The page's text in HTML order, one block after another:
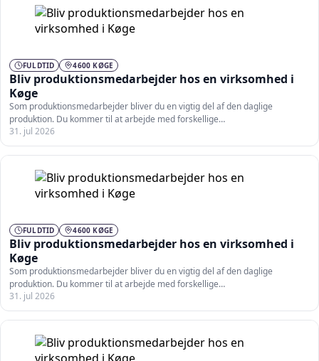
FULDTID 4600 KØGE
Bliv produktionsmedarbejder hos en virksomhed i
Køge
Som produktionsmedarbejder bliver du en vigtig del af den daglige
produktion. Du kommer til at arbejde med forskellige…
31. jul 2026
FULDTID 4600 KØGE
Bliv produktionsmedarbejder hos en virksomhed i
Køge
Som produktionsmedarbejder bliver du en vigtig del af den daglige
produktion. Du kommer til at arbejde med forskellige…
31. jul 2026